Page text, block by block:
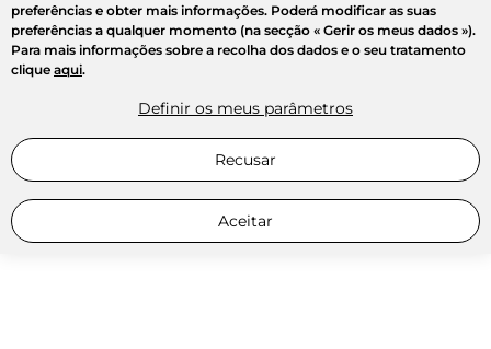
preferências e obter mais informações. Poderá modificar as suas
preferências a qualquer momento (na secção « Gerir os meus dados »).
Para mais informações sobre a recolha dos dados e o seu tratamento
clique aqui.
Definir os meus parâmetros
Recusar
Aceitar